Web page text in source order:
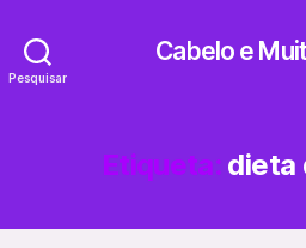
Pesquisar
Cabelo e
Etiqueta: dieta